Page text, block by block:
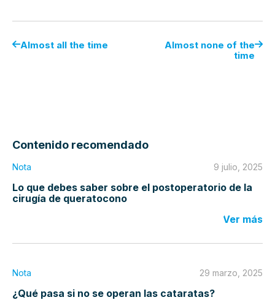
Almost all the time
Almost none of the
time
Contenido recomendado
Nota 9 julio, 2025
Lo que debes saber sobre el postoperatorio de la
cirugía de queratocono
Ver más
Nota 29 marzo, 2025
¿Qué pasa si no se operan las cataratas?